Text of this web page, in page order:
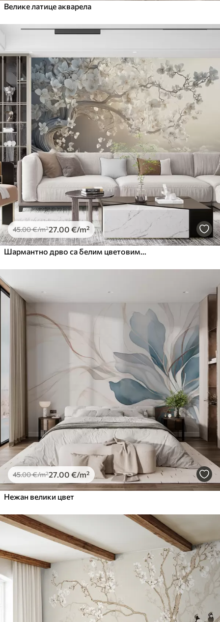
Велике латице акварела
45.00€/m²27 .00 €/m²
45.00€/m²27 .00 €/m²
Нежан велики цвет